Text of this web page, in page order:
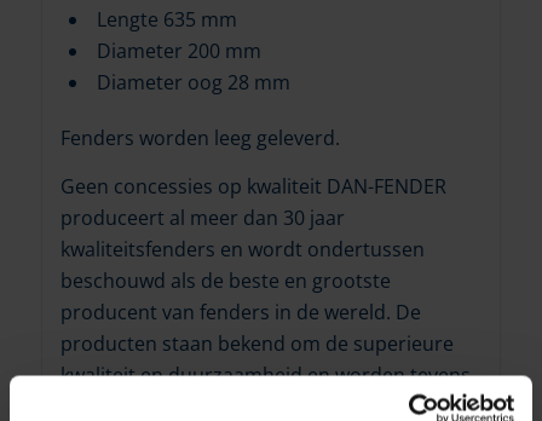
Lengte 635 mm
Diameter 200 mm
Diameter oog 28 mm
Fenders worden leeg geleverd.
Geen concessies op kwaliteit DAN-FENDER
produceert al meer dan 30 jaar
kwaliteitsfenders en wordt ondertussen
beschouwd als de beste en grootste
producent van fenders in de wereld. De
producten staan bekend om de superieure
kwaliteit en duurzaamheid en worden tevens